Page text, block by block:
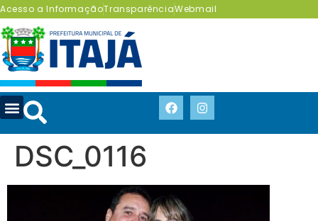
Acesso a InformaçãoTransparênciaWebmail
DSC_0116